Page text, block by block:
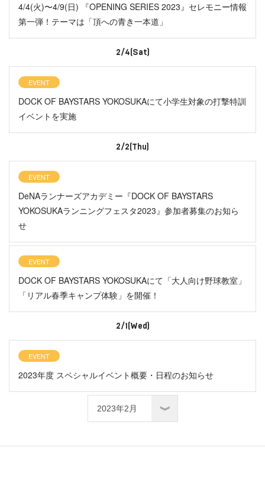
4/4(火)〜4/9(日) 『OPENING SERIES 2023』セレモニー情報
第一弾！テーマは「頂への青き一本道」
2/4(Sat)
EVENT
DOCK OF BAYSTARS YOKOSUKAにて小学生対象の打撃特訓
イベントを実施
2/2(Thu)
EVENT
DeNAランナーズアカデミー『DOCK OF BAYSTARS
YOKOSUKAランニングフェスタ2023』参加者募集のお知ら
せ
EVENT
DOCK OF BAYSTARS YOKOSUKAにて「大人向け野球教室」
「リアル春季キャンプ体験」を開催！
2/1(Wed)
EVENT
2023年度 スペシャルイベント概要・日程のお知らせ